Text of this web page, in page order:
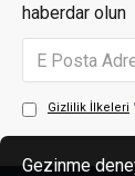
haberdar olun
Gizlilik İlkeleri
Gezinme